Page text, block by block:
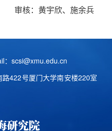
审核：黄宇欣、施余兵
：scsi@xmu.edu.cn
422号厦门大学南安楼220室